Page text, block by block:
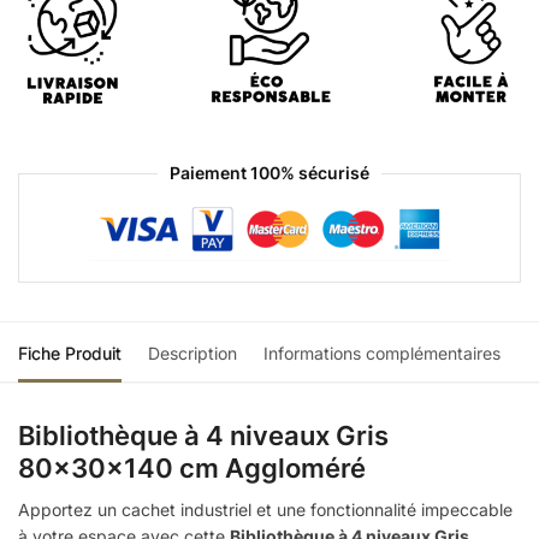
Paiement 100% sécurisé
Fiche Produit Description Informations complémentaires
Bibliothèque à 4 niveaux Gris
80x30x140 cm Aggloméré
Apportez un cachet industriel et une fonctionnalité impeccable